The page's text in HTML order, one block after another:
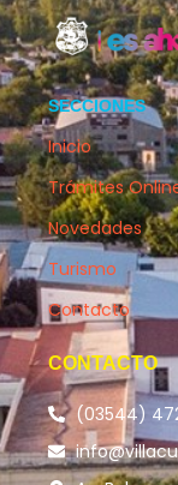
SECCIONES
Inicio
Trámites
Novedades
Turismo
Contacto
CONTACTO
(03544)